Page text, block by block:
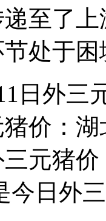
至了
节处于
外三
价：
元猪
今日外